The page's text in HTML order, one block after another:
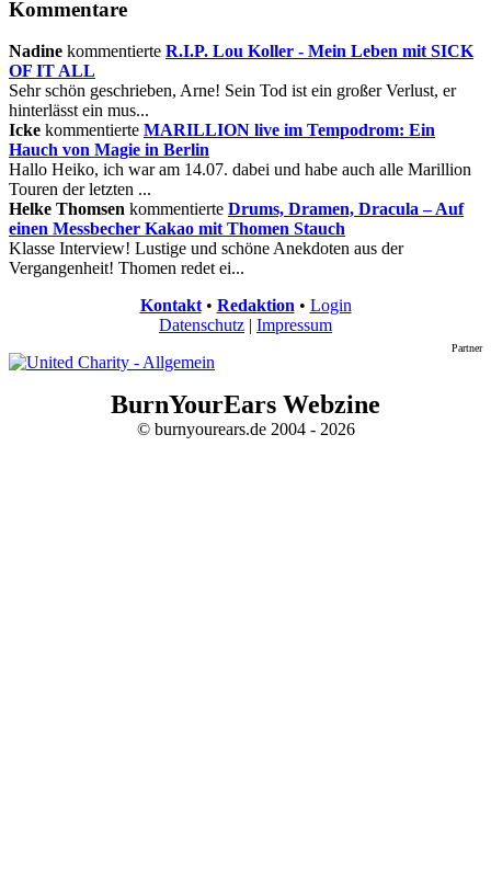
Kommentare
Nadine kommentierte R.I.P. Lou Koller - Mein Leben mit SICK
OF IT ALL
Sehr schön geschrieben, Arne! Sein Tod ist ein großer Verlust, er
hinterlässt ein mus...
Icke kommentierte MARILLION live im Tempodrom: Ein
Hauch von Magie in Berlin
Hallo Heiko, ich war am 14.07. dabei und habe auch alle Marillion
Touren der letzten ...
Helke Thomsen kommentierte Drums, Dramen, Dracula – Auf
einen Messbecher Kakao mit Thomen Stauch
Klasse Interview! Lustige und schöne Anekdoten aus der
Vergangenheit! Thomen redet ei...
Kontakt• Redaktion • Login
Datenschutz | Impressum
Partner
BurnYourEars Webzine
© burnyourears.de 2004 - 2026